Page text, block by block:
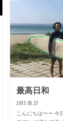
最高日和
2015.05.27
こんにちはーー 今